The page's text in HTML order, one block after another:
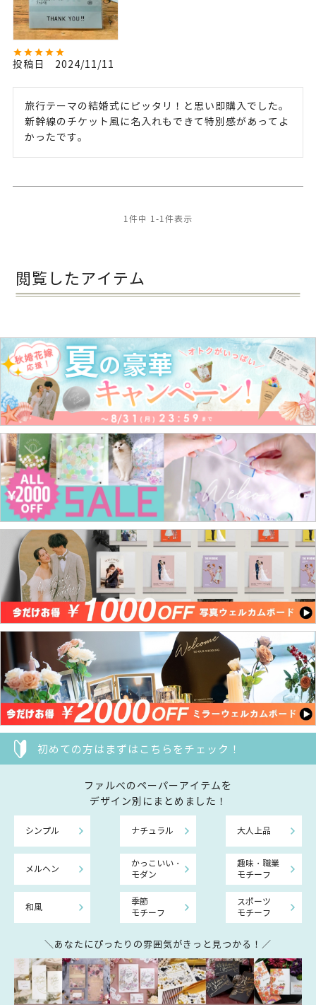
投稿日 2024/11/11
旅行テーマの結婚式にピッタリ！と思い即購入でした。
新幹線のチケット風に名入れもできて特別感があってよ
かったです。
1 件中 1 -1 件表示
閲覧したアイテム
初めての方はまずはこちらをチェック！
ファルべのペーパーアイテムを
デザイン別にまとめました！
シンプル ナチュラル 大人上品
メルヘン
かっこいい・
モダン
趣味・職業
モチーフ
和風
季節
モチーフ
スポーツ
モチーフ
＼あなたにぴったりの雰囲気がきっと見つかる！／